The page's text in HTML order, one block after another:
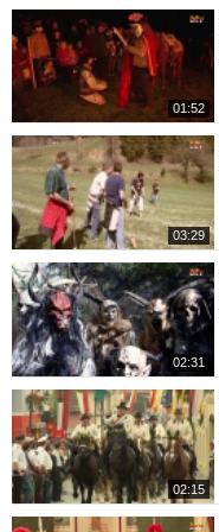
01:52
03:29
02:31
02:15